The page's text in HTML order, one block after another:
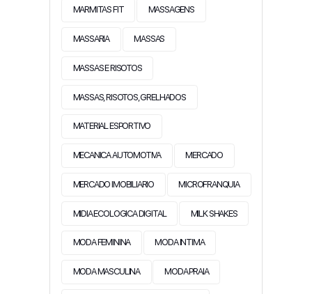
MARMITAS FIT MASSAGENS
MASSARIA MASSAS
MASSAS E RISOTOS
MASSAS, RISOTOS, GRELHADOS
MATERIAL ESPORTIVO
MECANICA AUTOMOTIVA MERCADO
MERCADO IMOBILIARIO MICROFRANQUIA
MIDIA ECOLOGICA DIGITAL MILK SHAKES
MODA FEMININA MODA INTIMA
MODA MASCULINA MODA PRAIA